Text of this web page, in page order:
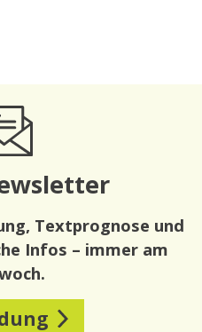
Textprognose und
Infos – immer am